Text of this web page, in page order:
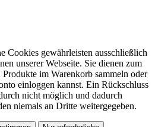
Cookies gewährleisten ausschließlich
unserer Webseite. Sie dienen zum
Produkte im Warenkorb sammeln oder
einloggen kannst. Ein Rückschluss
nicht möglich und dadurch
niemals an Dritte weitergegeben.